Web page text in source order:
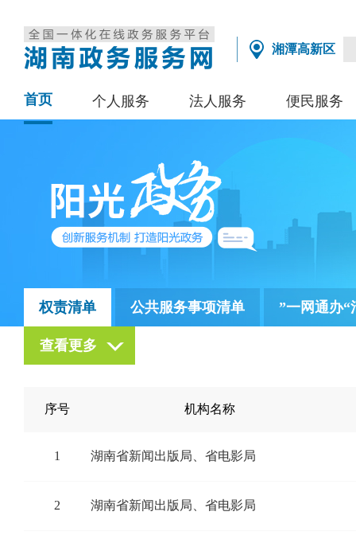
湘潭高新区
首页 个人服务 法人服务 便民服务
权责清单 公共服务事项清单 ”一网通办“
查看更多